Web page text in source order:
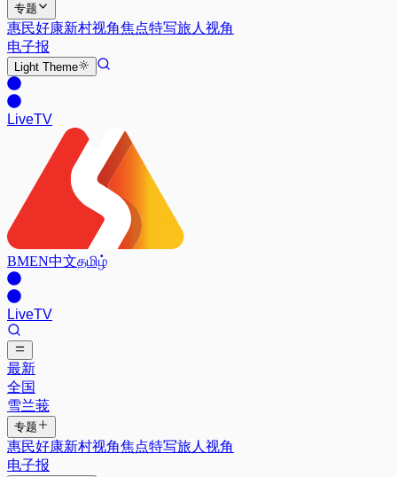
专题
惠民好康新村视角焦点特写旅人视角
电子报
Light Theme
LiveTV
BMEN中文தமிழ்
LiveTV
最新
全国
雪兰莪
专题
惠民好康新村视角焦点特写旅人视角
电子报